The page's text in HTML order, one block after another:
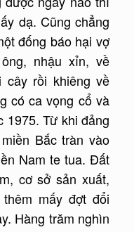
dạ. Cũng chẳng
đống báo hại vợ
nhậu xỉn, về
cây rồi khiêng về
có ca vọng cổ và
1975. Từ khi đảng
Bắc tràn vào
Nam te tua. Đất
cơ sở sản xuất,
mấy đợt đổi
Hàng trăm nghìn